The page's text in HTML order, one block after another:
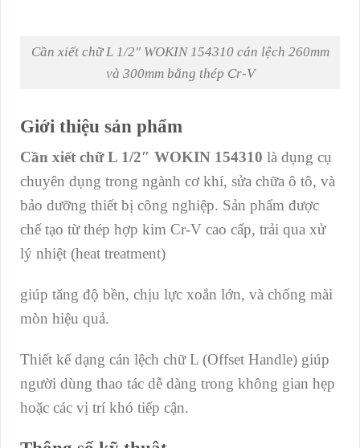
Cần xiết chữ L 1/2″ WOKIN 154310 cán lệch 260mm
và 300mm bằng thép Cr-V
Giới thiệu sản phẩm
Cần xiết chữ L 1/2″ WOKIN 154310 là dụng cụ
chuyên dụng trong ngành cơ khí, sửa chữa ô tô, và
bảo dưỡng thiết bị công nghiệp. Sản phẩm được
chế tạo từ thép hợp kim Cr-V cao cấp, trải qua xử
lý nhiệt (heat treatment)
giúp tăng độ bền, chịu lực xoắn lớn, và chống mài
mòn hiệu quả.
Thiết kế dạng cán lệch chữ L (Offset Handle) giúp
người dùng thao tác dễ dàng trong không gian hẹp
hoặc các vị trí khó tiếp cận.